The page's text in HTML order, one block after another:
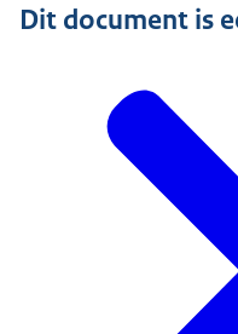
Dit document is